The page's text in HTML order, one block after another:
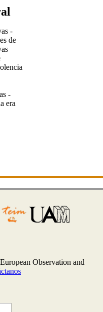
-
de
-
era
Observation and